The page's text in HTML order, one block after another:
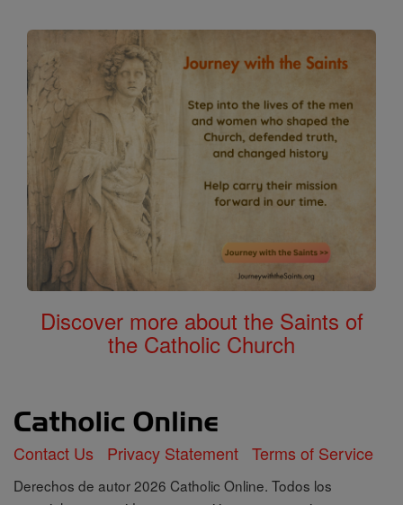
Discover more about the Saints of
the Catholic Church
Contact Us Privacy Statement Terms of Service
Derechos de autor 2026 Catholic Online. Todos los